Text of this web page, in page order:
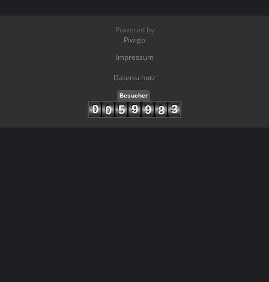
Powered by
Piwigo
Impressum
Datenschutz
Besucher
0 0 5 9 9 8 3